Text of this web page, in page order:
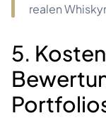
realen
5.